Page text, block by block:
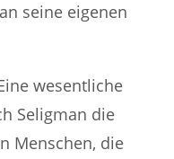
seine eigenen
wesentliche
Seligman die
Menschen, die